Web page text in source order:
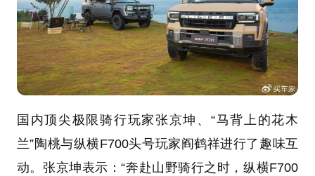
国内顶尖极限骑行玩家张京坤、“马背上的花木
兰”陶桃与纵横F700头号玩家阎鹤祥进行了趣味互
动。张京坤表示：“奔赴山野骑行之时，纵横F700